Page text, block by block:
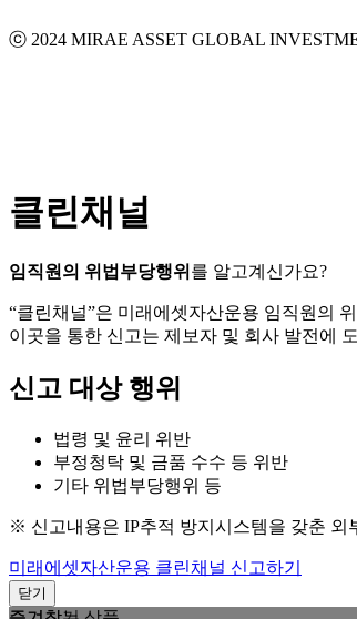
ⓒ 2024 MIRAE ASSET GLOBAL
클린채널
임직원의 위법부당행위 를 알고계신가요?
“클린채널”은 미래에셋자산운용 임직원의
이곳을 통한 신고는 제보자 및 회사 발전에
신고 대상 행위
법령 및 윤리 위반
부정청탁 및 금품 수수 등 위반
기타 위법부당행위 등
※ 신고내용은 IP추적 방지시스템을 갖춘 외
미래에셋자산운용 클린채널 신고하기
닫기